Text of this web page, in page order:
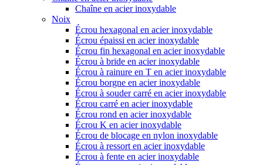
Chaîne en acier inoxydable
Noix
Écrou hexagonal en acier inoxydable
Écrou épaissi en acier inoxydable
Écrou fin hexagonal en acier inoxydable
Écrou à bride en acier inoxydable
Écrou à rainure en T en acier inoxydable
Écrou borgne en acier inoxydable
Écrou à souder carré en acier inoxydable
Écrou carré en acier inoxydable
Écrou rond en acier inoxydable
Écrou K en acier inoxydable
Écrou de blocage en nylon inoxydable
Écrou à ressort en acier inoxydable
Écrou à fente en acier inoxydable